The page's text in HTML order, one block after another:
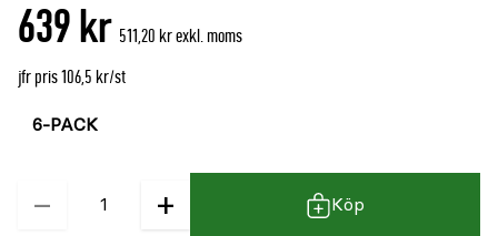
639 kr 511,20 kr exkl. moms
jfr pris 106,5 kr/st
− + Köp